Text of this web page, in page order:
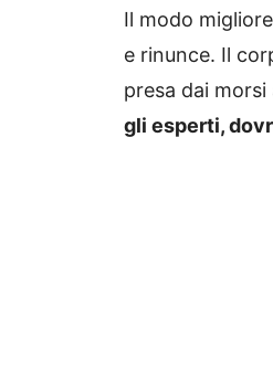
Il modo
e rinunce. Il
presa dai
gli esperti,